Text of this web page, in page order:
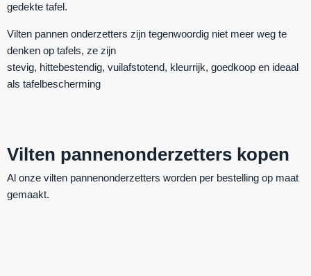
gedekte tafel.
Vilten pannen onderzetters zijn tegenwoordig niet meer weg te
denken op tafels, ze zijn
stevig, hittebestendig, vuilafstotend, kleurrijk, goedkoop en ideaal
als tafelbescherming
Vilten pannenonderzetters kopen
Al onze vilten pannenonderzetters worden per bestelling op maat
gemaakt.